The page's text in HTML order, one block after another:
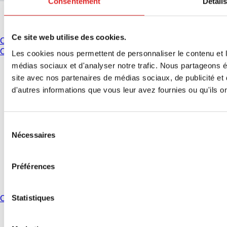
Ce site web utilise des cookies.
Les cookies nous permettent de personnaliser le contenu
médias sociaux et d'analyser notre trafic. Nous partageons
site avec nos partenaires de médias sociaux, de publicité
d'autres informations que vous leur avez fournies ou qu'ils
Nécessaires
Préférences
Statistiques
Avez-vous des questions ?
Contact
Organisation des ventes
* Les prix affichés sont des prix catalogue pour les utilisateurs non
connectés et sans conditions négociées individuellement. Les prix
s'entendent hors taxe légale de votre juridiction et hors frais de livraison
Contact
Conditions de vente
Country: États-Unis change